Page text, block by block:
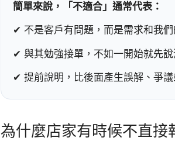
簡單來說，「不適合」通常代表：
✔ 不是客戶有問題，而是需求和我
✔ 與其勉強接單，不如一開始就先說
✔ 提前說明，比後面產生誤解、爭
為什麼店家有時候不直接